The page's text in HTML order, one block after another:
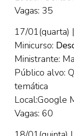
Vagas: 35
17/01(quarta)
Minicurso:
Ministrante:
Público alvo:
temática
Local:Google
Vagas: 60